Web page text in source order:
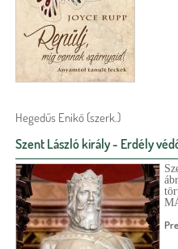
Hegedűs Enikő (szerk.)
Szent László király - Erdély